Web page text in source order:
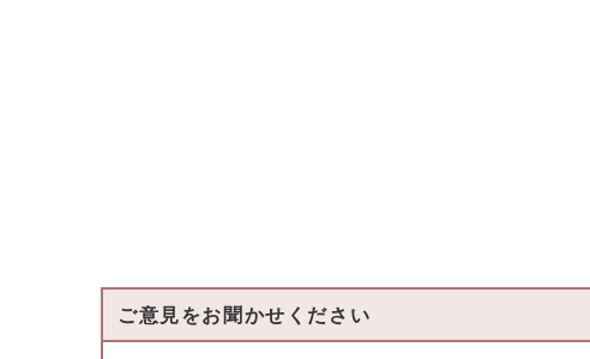
ご意見をお聞かせください